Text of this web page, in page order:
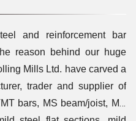
and reinforcement bar
reason behind our huge
Mills Ltd. have carved a
trader and supplier of
bars, MS beam/joist, MS